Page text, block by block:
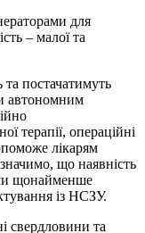
для
– малої та
постачатимуть
автономним
терапії, операційні
лікарям
що наявність
щонайменше
із НСЗУ.
свердловини та